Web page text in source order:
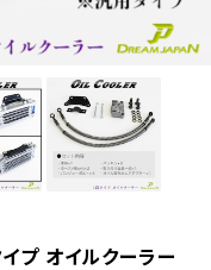
プ オイルクーラー